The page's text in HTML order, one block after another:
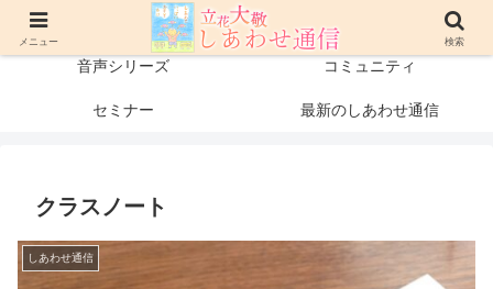
プロフィール
音声シリーズ コミュニティ
セミナー 最新のしあわせ通信
クラスノート
しあわせ通信
メニュー 検索